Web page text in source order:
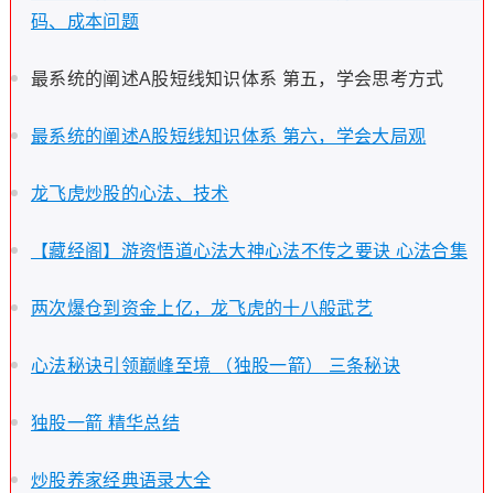
码、成本问题
最系统的阐述A股短线知识体系 第五，学会思考方式
最系统的阐述A股短线知识体系 第六，学会大局观
龙飞虎炒股的心法、技术
【藏经阁】游资悟道心法大神心法不传之要诀 心法合集
两次爆仓到资金上亿，龙飞虎的十八般武艺
心法秘诀引领巅峰至境 （独股一箭） 三条秘诀
独股一箭 精华总结
炒股养家经典语录大全